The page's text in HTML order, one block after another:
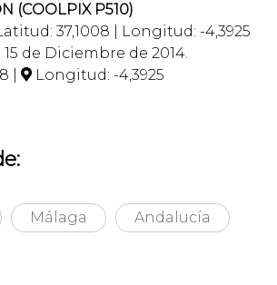
(COOLPIX P510)
37,1008 | Longitud: -4,3925
de Diciembre de 2014.
|  Longitud: -4,3925
Málaga Andalucía